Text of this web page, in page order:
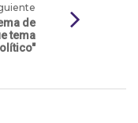
de
tema